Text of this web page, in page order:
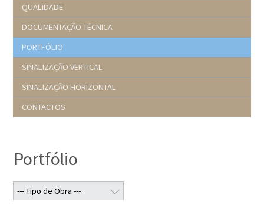
QUALIDADE
DOCUMENTAÇÃO TÉCNICA
PORTFÓLIO
SINALIZAÇÃO VERTICAL
SINALIZAÇÃO HORIZONTAL
CONTACTOS
Portfólio